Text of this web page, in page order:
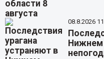
08.8.2026
Нижнем